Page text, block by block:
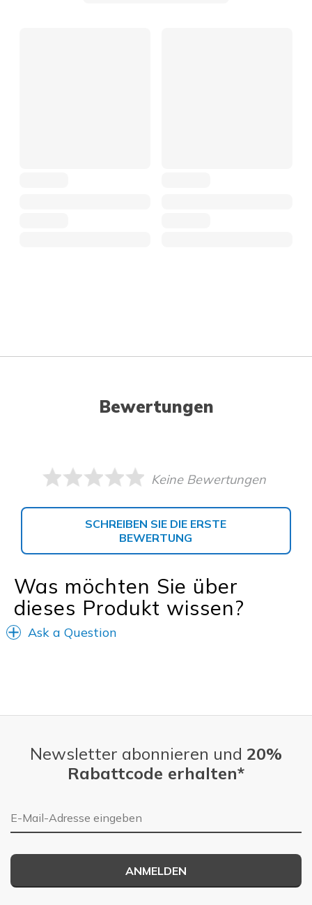
Bewertungen
Keine Bewertungen
SCHREIBEN SIE DIE ERSTE
BEWERTUNG
Was möchten Sie über
dieses Produkt wissen?
Ask a Question
Newsletter abonnieren und 20%
Rabattcode erhalten*
E-Mail-Adresse
ANMELDEN